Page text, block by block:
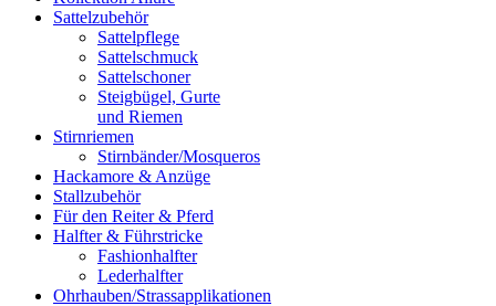
Sattelzubehör
Sattelpflege
Sattelschmuck
Sattelschoner
Steigbügel, Gurte
und Riemen
Stirnriemen
Stirnbänder/Mosqueros
Hackamore & Anzüge
Stallzubehör
Für den Reiter & Pferd
Halfter & Führstricke
Fashionhalfter
Lederhalfter
Ohrhauben/Strassapplikationen